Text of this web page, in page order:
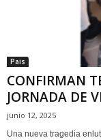
Pais
CONFIRMAN
JORNADA DE
junio 12, 2025
Una nueva tragedia